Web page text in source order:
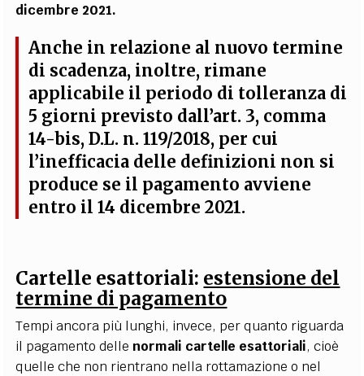
dicembre 2021.
Anche in relazione al nuovo termine
di scadenza, inoltre, rimane
applicabile il periodo di tolleranza di
5 giorni previsto dall’art. 3, comma
14-bis, D.L. n. 119/2018, per cui
l’inefficacia delle definizioni non si
produce se il pagamento avviene
entro il 14 dicembre 2021.
Cartelle esattoriali: estensione del
termine di pagamento
Tempi ancora più lunghi, invece, per quanto riguarda
il pagamento delle normali cartelle esattoriali, cioè
quelle che non rientrano nella rottamazione o nel